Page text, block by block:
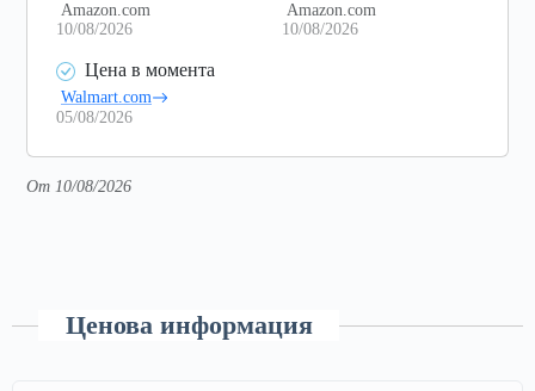
Amazon.com
10/08/2026
Amazon.com
10/08/2026
Цена в момента
Walmart.com
05/08/2026
От 10/08/2026
Ценова информация